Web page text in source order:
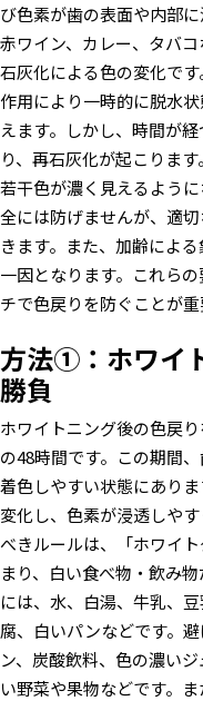
び色素が歯の表面や内部
赤ワイン、カレー、タバ
石灰化による色の変化で
作用により一時的に脱水
えます。しかし、時間が
り、再石灰化が起こりま
若干色が濃く見えるよう
全には防げませんが、適
きます。また、加齢によ
一因となります。これら
チで色戻りを防ぐことが重
方法①：ホワイ
勝負
ホワイトニング後の色戻
の48時間です。この期間
着色しやすい状態にあり
変化し、色素が浸透しや
べきルールは、「ホワイ
まり、白い食べ物・飲み
には、水、白湯、牛乳、
腐、白いパンなどです。
ン、炭酸飲料、色の濃い
い野菜や果物などです。